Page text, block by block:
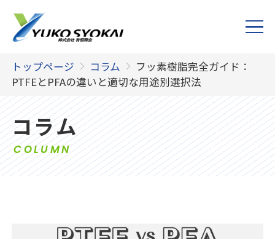
トップページ コラム
フッ素樹脂完全ガイド：
PTFEとPFAの違いと適切な用途別選択法
コラム
COLUMN